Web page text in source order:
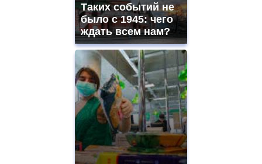
Таких событий не
было с 1945: чего
ждать всем нам?